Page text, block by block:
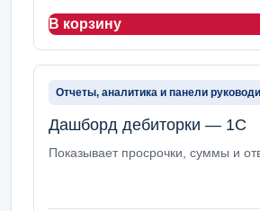
В корзину
Отчеты, аналитика и панели
Дашборд дебиторки — 1С
Показывает просрочки, суммы и